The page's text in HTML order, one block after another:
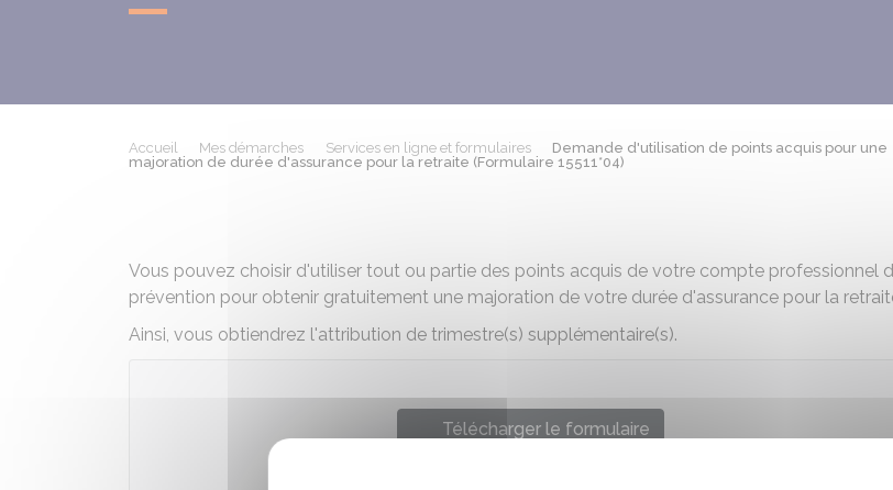
Accueil Mes démarches Services en ligne et formulaires
Demande d'utilisation de points acquis pour une
majoration de durée d'assurance pour la retraite (Formulaire 15511*04)
Vous pouvez choisir d'utiliser tout ou partie des points acquis de votre compte professionnel
prévention pour obtenir gratuitement une majoration de votre durée d'assurance pour la
Ainsi, vous obtiendrez l'attribution de trimestre(s) supplémentaire(s).
Télécharger le formulaire